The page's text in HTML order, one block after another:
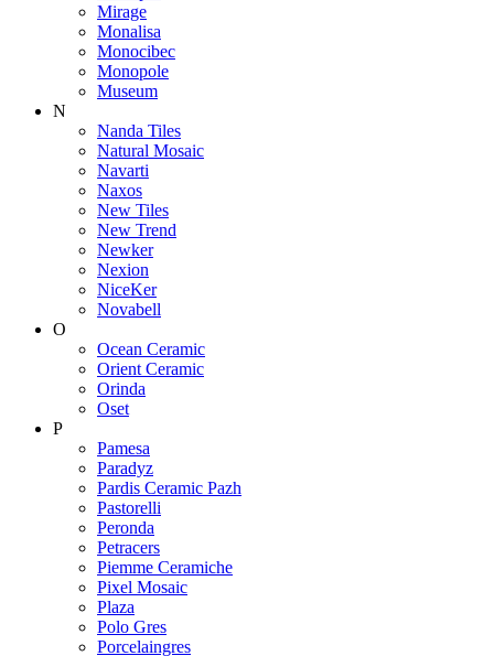
Mirage
Monalisa
Monocibec
Monopole
Museum
N
Nanda Tiles
Natural Mosaic
Navarti
Naxos
New Tiles
New Trend
Newker
Nexion
NiceKer
Novabell
O
Ocean Ceramic
Orient Ceramic
Orinda
Oset
P
Pamesa
Paradyz
Pardis Ceramic Pazh
Pastorelli
Peronda
Petracers
Piemme Ceramiche
Pixel Mosaic
Plaza
Polo Gres
Porcelaingres